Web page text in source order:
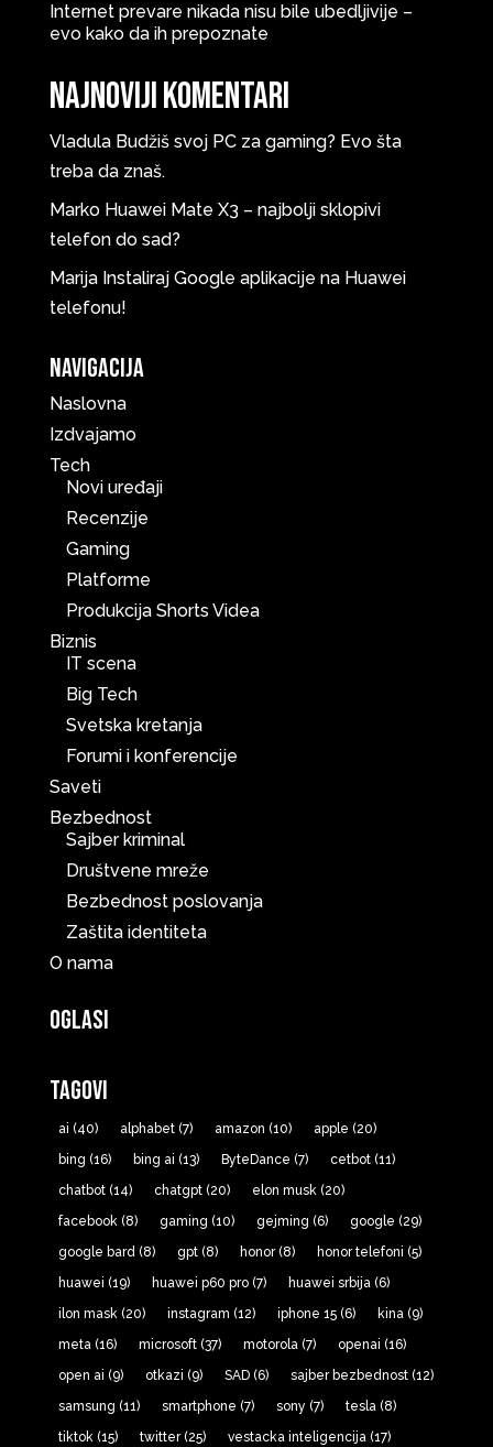
Internet prevare nikada nisu bile ubedljivije –
evo kako da ih prepoznate
Najnoviji komentari
Vladula Budžiš svoj PC za gaming? Evo šta
treba da znaš.
Marko Huawei Mate X3 – najbolji sklopivi
telefon do sad?
Marija Instaliraj Google aplikacije na Huawei
telefonu!
Navigacija
Naslovna
Izdvajamo
Tech
Novi uređaji
Recenzije
Gaming
Platforme
Produkcija Shorts Videa
Biznis
IT scena
Big Tech
Svetska kretanja
Forumi i konferencije
Saveti
Bezbednost
Sajber kriminal
Društvene mreže
Bezbednost poslovanja
Zaštita identiteta
O nama
Oglasi
Tagovi
ai (40) alphabet(7) amazon (10) apple (20)
bing (16) bing ai (13) ByteDance (7) cetbot(11)
chatbot(14) chatgpt(20) elon musk(20)
facebook(8) gaming (10) gejming (6) google (29)
google bard(8) gpt(8) honor(8) honor telefoni (5)
huawei (19) huawei p60 pro(7) huawei srbija(6)
ilon mask(20) instagram (12) iphone 15(6) kina(9)
meta(16) microsoft(37) motorola(7) openai (16)
open ai (9) otkazi (9) SAD(6) sajber bezbednost(12)
samsung (11) smartphone (7) sony (7) tesla(8)
tiktok(15) twitter(25) vestacka inteligencija(17)